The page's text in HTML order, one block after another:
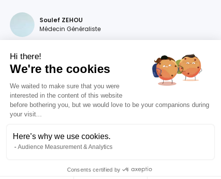
Soulef ZEHOU
Médecin Généraliste
Magdalena DEVILLERS
Diana MOURAO BALSA
Médecin Généraliste
Hi there!
We're the cookies
We waited to make sure that you were
interested in the content of this website
before bothering you, but we would love to be your companions during
your visit...
Here’s why we use cookies.
Audience Measurement & Analytics
Consents certified by